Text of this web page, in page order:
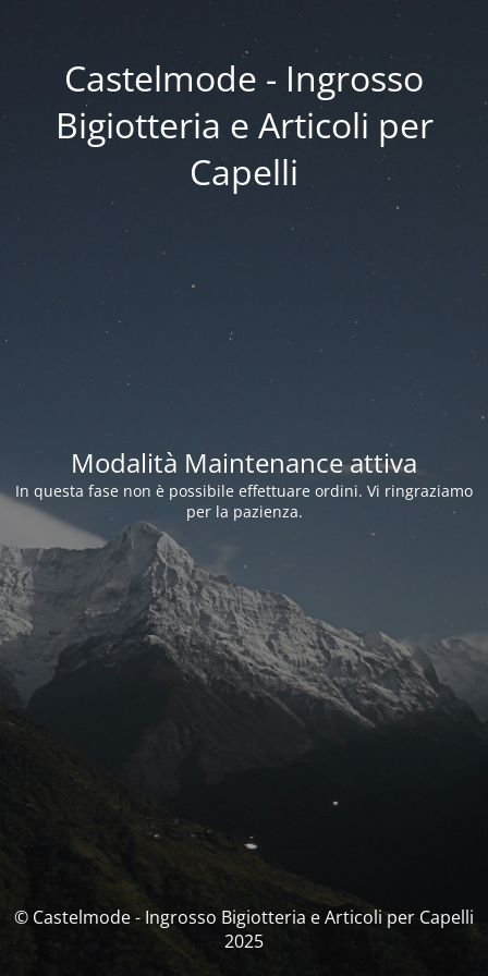
Castelmode - Ingrosso
Bigiotteria e Articoli per
Capelli
Modalità Maintenance attiva
In questa fase non è possibile effettuare ordini. Vi ringraziamo
per la pazienza.
© Castelmode - Ingrosso Bigiotteria e Articoli per Capelli
2025